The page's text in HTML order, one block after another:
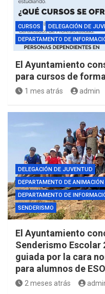
CURSOS
DELEGACIÓN DE
DEPARTAMENTO DE
El Ayuntamiento
para cursos de
1 mes atrás admin
DELEGACIÓN DE JUVENTUD
DEPARTAMENTO DE
DEPARTAMENTO DE
SENDERISMO
El Ayuntamiento
Senderismo Escolar
guiada por la cara
para alumnos de
2 meses atrás